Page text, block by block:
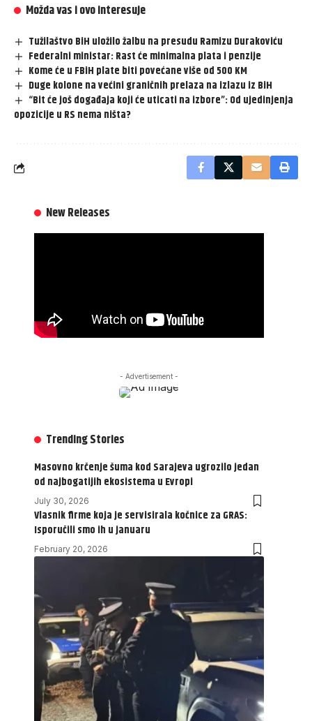
Možda vas i ovo interesuje
Tužilaštvo BiH uložilo žalbu na presudu Ramizu Durakoviću
Federalni ministar: Rast će minimalna plata i penzije
Kome će u FBiH plate biti povećane više od 500 KM
Duge kolone na većini graničnih prelaza na izlazu iz BiH
“Bit će još događaja koji će uticati na izbore”: Od ujedinjenja
opozicije u RS nema ništa?
New Releases
- Advertisement -
Trending Stories
Masovno krčenje šuma kod Sarajeva ugrozilo jedan
od najbogatijih ekosistema u Evropi
July 30, 2026
Vlasnik firme koja je servisirala kočnice za GRAS:
Isporučili smo ih u januaru
February 20, 2026